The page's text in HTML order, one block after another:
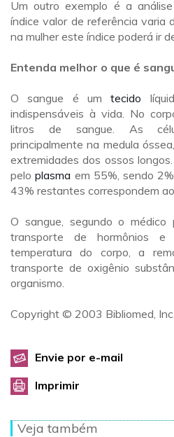
Um outro exemplo é a
índice valor de referência varia
na mulher este índice poderá ir
Entenda melhor o que é
O sangue é umtecido
indispensáveis à vida. No
litros de sangue. As
principalmente na medula
extremidades dos ossos
peloplasma em 55%, sendo
43% restantes correspondem
O sangue, segundo o
transporte de hormônios e
temperatura do corpo, a
transporte de oxigênio
organismo.
Copyright © 2003 Bibliomed, Inc.
Envie por e-mail
Imprimir
Veja também